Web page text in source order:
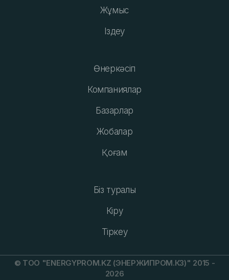
Жұмыс
Іздеу
Өнеркәсіп
Компаниялар
Базарлар
Жобалар
Қоғам
Біз туралы
Кіру
Тіркеу
© ТОО "ENERGYPROM.KZ (ЭНЕРЖИПРОМ.КЗ)" 2015 -
2026